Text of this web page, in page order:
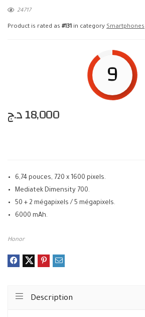
24717
Product is rated as #131 in category Smartphones
9
18,000د.ج
6,74 pouces, 720 x 1600 pixels.
Mediatek Dimensity 700.
50 + 2 mégapixels / 5 mégapixels.
6000 mAh.
Honor
Description